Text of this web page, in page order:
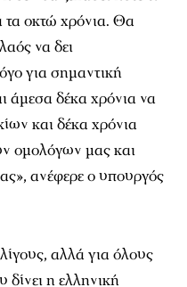
τα οκτώ χρόνια. Θα
να δει
για σημαντική
άμεσα δέκα χρόνια να
και δέκα χρόνια
ομολόγων μας και
ανέφερε ο υπουργός
αλλά για όλους
δίνει η ελληνική